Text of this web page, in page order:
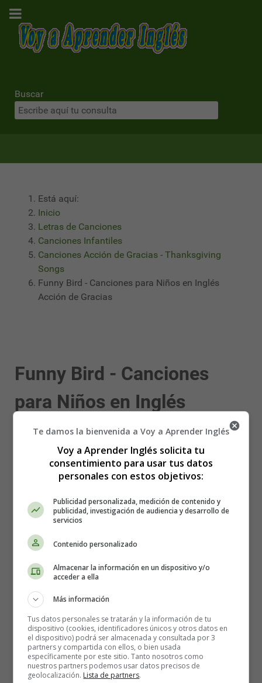
Buscar
Está aquí:
Inicio
Letras de Canciones
Canciones Infantiles
Canciones Acción de Gracias - Thanksgiving
Songs
Funny Bird - Canciones para Niños en Inglés
Acción de Gracias
Funny Bird - Canciones
para Niños en Inglés
Acción de Gracias
Canciones para Niños en Inglés:
Acción de Gracias - Songs for
Te damos la bienvenida a Voy a Aprender Inglés
Voy a Aprender Inglés solicita tu
consentimiento para usar tus datos
personales con estos objetivos:
Publicidad personalizada, medición de contenido y
publicidad, investigación de audiencia y desarrollo de
servicios
Contenido personalizado
Almacenar la información en un dispositivo y/o
acceder a ella
Más información
Tus datos personales se tratarán y la información de tu
dispositivo (cookies, identificadores únicos y otros datos en
el dispositivo) podrá ser almacenada y consultada por 3
partners y compartida con ellos, o bien usada
específicamente por este sitio. Tanto nosotros como
nuestros partners podemos usar datos precisos de
geolocalización. Lista de partners.